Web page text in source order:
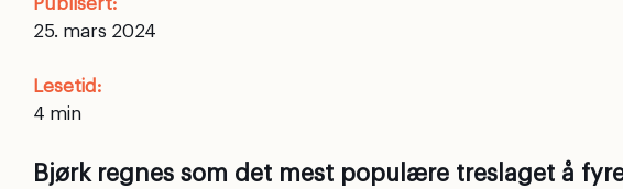
25. mars 2024
Lesetid:
Bjørk regnes som det mest populære treslaget å